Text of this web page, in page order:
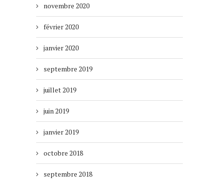
novembre 2020
février 2020
janvier 2020
septembre 2019
juillet 2019
juin 2019
janvier 2019
octobre 2018
septembre 2018